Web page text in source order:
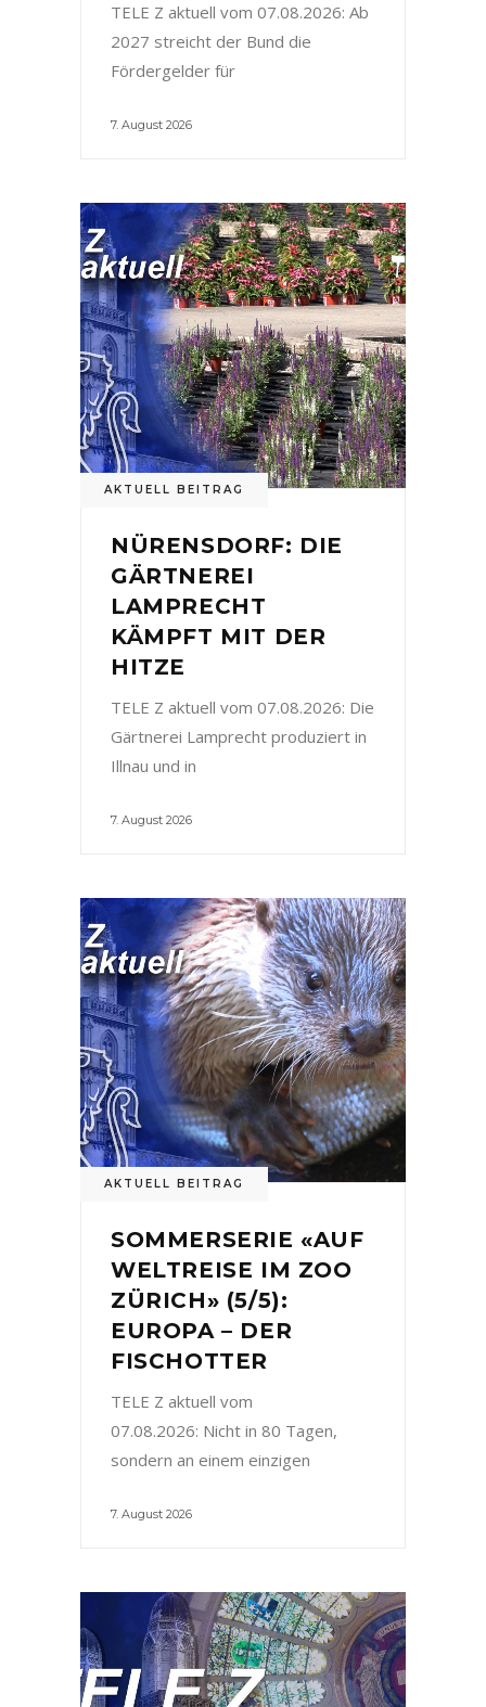
TELE Z aktuell vom 07.08.2026: Ab
2027 streicht der Bund die
Fördergelder für
7. August 2026
AKTUELL BEITRAG
NÜRENSDORF: DIE
GÄRTNEREI
LAMPRECHT
KÄMPFT MIT DER
HITZE
TELE Z aktuell vom 07.08.2026: Die
Gärtnerei Lamprecht produziert in
Illnau und in
7. August 2026
AKTUELL BEITRAG
SOMMERSERIE «AUF
WELTREISE IM ZOO
ZÜRICH» (5/5):
EUROPA – DER
FISCHOTTER
TELE Z aktuell vom
07.08.2026: Nicht in 80 Tagen,
sondern an einem einzigen
7. August 2026